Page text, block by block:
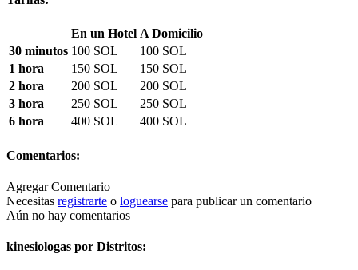
En un Hotel A Domicilio
30 minutos 100 SOL
100 SOL
1 hora
150 SOL
150 SOL
2 hora
200 SOL
200 SOL
3 hora
250 SOL
250 SOL
6 hora
400 SOL 400 SOL
Comentarios:
Agregar Comentario
Necesitas registrarte o loguearse para publicar un comentario
Aún no hay comentarios
kinesiologas por Distritos: